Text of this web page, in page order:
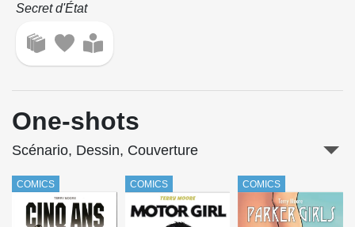
Secret d'État
One-shots
Scénario, Dessin, Couverture
COMICS COMICS COMICS